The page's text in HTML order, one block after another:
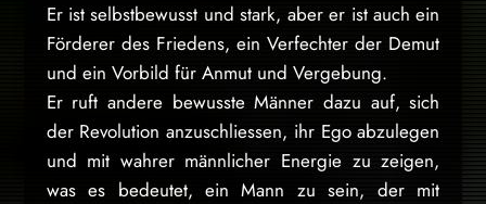
Er ist selbstbewusst und stark, aber er ist auch ein
Förderer des Friedens, ein Verfechter der Demut
und ein Vorbild für Anmut und Vergebung.
Er ruft andere bewusste Männer dazu auf, sich
der Revolution anzuschliessen, ihr Ego abzulegen
und mit wahrer männlicher Energie zu zeigen,
was es bedeutet, ein Mann zu sein, der mit